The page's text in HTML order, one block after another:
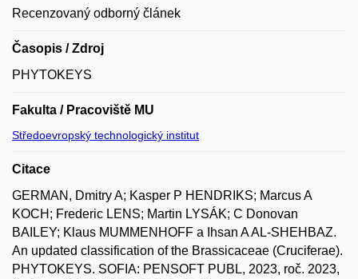
Recenzovaný odborný článek
Časopis / Zdroj
PHYTOKEYS
Fakulta / Pracoviště MU
Středoevropský technologický institut
Citace
GERMAN, Dmitry A; Kasper P HENDRIKS; Marcus A
KOCH; Frederic LENS; Martin LYSÁK; C Donovan
BAILEY; Klaus MUMMENHOFF a Ihsan A AL-SHEHBAZ.
An updated classification of the Brassicaceae (Cruciferae).
PHYTOKEYS. SOFIA: PENSOFT PUBL, 2023, roč. 2023,